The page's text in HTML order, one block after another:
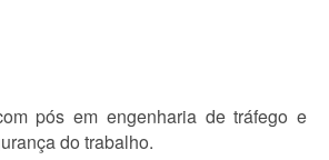
pós em engenharia de tráfego e
do trabalho.